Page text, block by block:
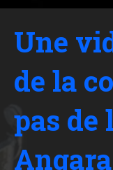
Une
de la
pas de